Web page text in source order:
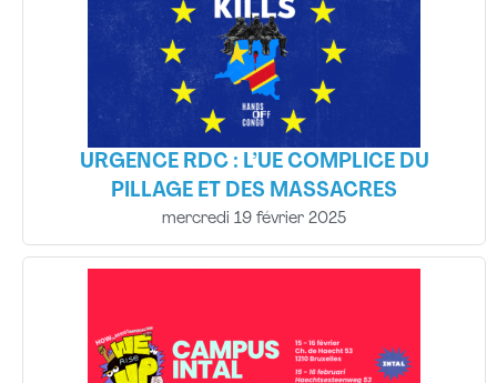
URGENCE RDC : L’UE COMPLICE DU
PILLAGE ET DES MASSACRES
mercredi 19 février 2025